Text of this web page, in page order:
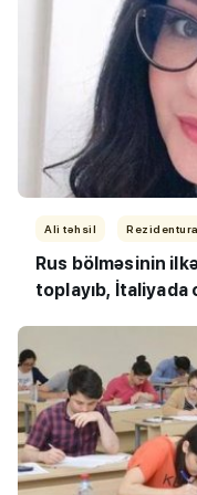
Ali təhsil Rezidentura
Rus bölməsinin
toplayıb, İtaliyada